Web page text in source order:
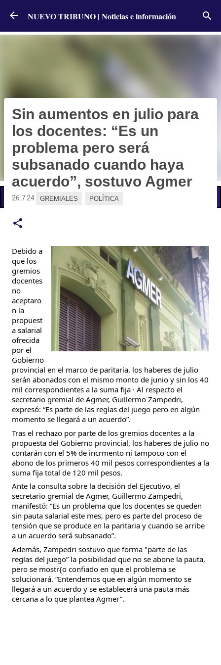
Ir al contenido principal
NUEVO TRIBUNO | Noticias e información
📢 LO ÚLTIMO
Sin aumentos en julio para
los docentes: “Es un
problema pero será
subsanado cuando haya
acuerdo”, sostuvo Agmer
26.7.24 GREMIALES POLÍTICA
Debido a
que los
gremios
docentes
no
aceptaro
n la
propuest
a salarial
ofrecida
por el
Gobierno
provincial en el marco de paritaria, los haberes de julio
serán abonados con el mismo monto de junio y sin los 40
mil correspondientes a la suma fija · Al respecto el
secretario gremial de Agmer, Guillermo Zampedri,
expresó: “Es parte de las reglas del juego pero en algún
momento se llegará a un acuerdo”.
Tras el rechazo por parte de los gremios docentes a la
propuesta del Gobierno provincial, los haberes de julio no
contarán con el 5% de incrmento ni tampoco con el
abono de los primeros 40 mil pesos correspondientes a la
suma fija total de 120 mil pesos.
Ante la consulta sobre la decisión del Ejecutivo, el
secretario gremial de Agmer, Guillermo Zampedri,
manifestó: “Es un problema que los docentes se queden
sin pauta salarial este mes, pero es parte del proceso de
tensión que se produce en la paritaria y cuando se arribe
a un acuerdo será subsanado”.
Además, Zampedri sostuvo que forma "parte de las
reglas del juego” la posibilidad que no se abone la pauta,
pero se mostr{o confiado en que el problema se
solucionará. “Entendemos que en algún momento se
llegará a un acuerdo y se establecerá una pauta más
cercana a lo que plantea Agmer”.